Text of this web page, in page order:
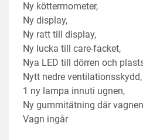
Ny köttermometer,
Ny display,
Ny ratt till display,
Ny lucka till care-facket,
Nya LED till dörren och
Nytt nedre ventilationsskydd,
1 ny lampa innuti ugnen,
Ny gummitätning där
Vagn ingår